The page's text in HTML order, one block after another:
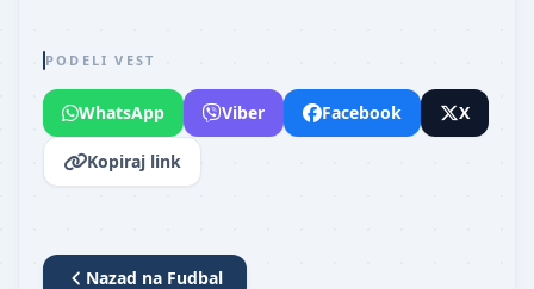
PODELI VEST
WhatsApp Viber Facebook X
Kopiraj link
Nazad na Fudbal